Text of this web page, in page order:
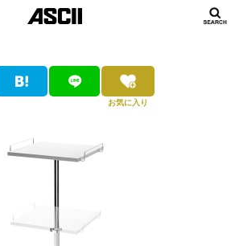
お気に入り